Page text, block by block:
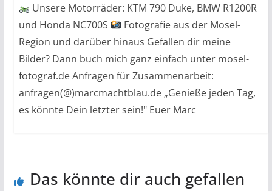
Unsere Motorräder: KTM 790 Duke, BMW R1200R
und Honda NC700S
Fotografie aus der Mosel-
Region und darüber hinaus Gefallen dir meine
Bilder? Dann buch mich ganz einfach unter mosel-
fotograf.de Anfragen für Zusammenarbeit:
anfragen(@)marcmachtblau.de „Genieße jeden Tag,
es könnte Dein letzter sein!" Euer Marc
Das könnte dir auch gefallen